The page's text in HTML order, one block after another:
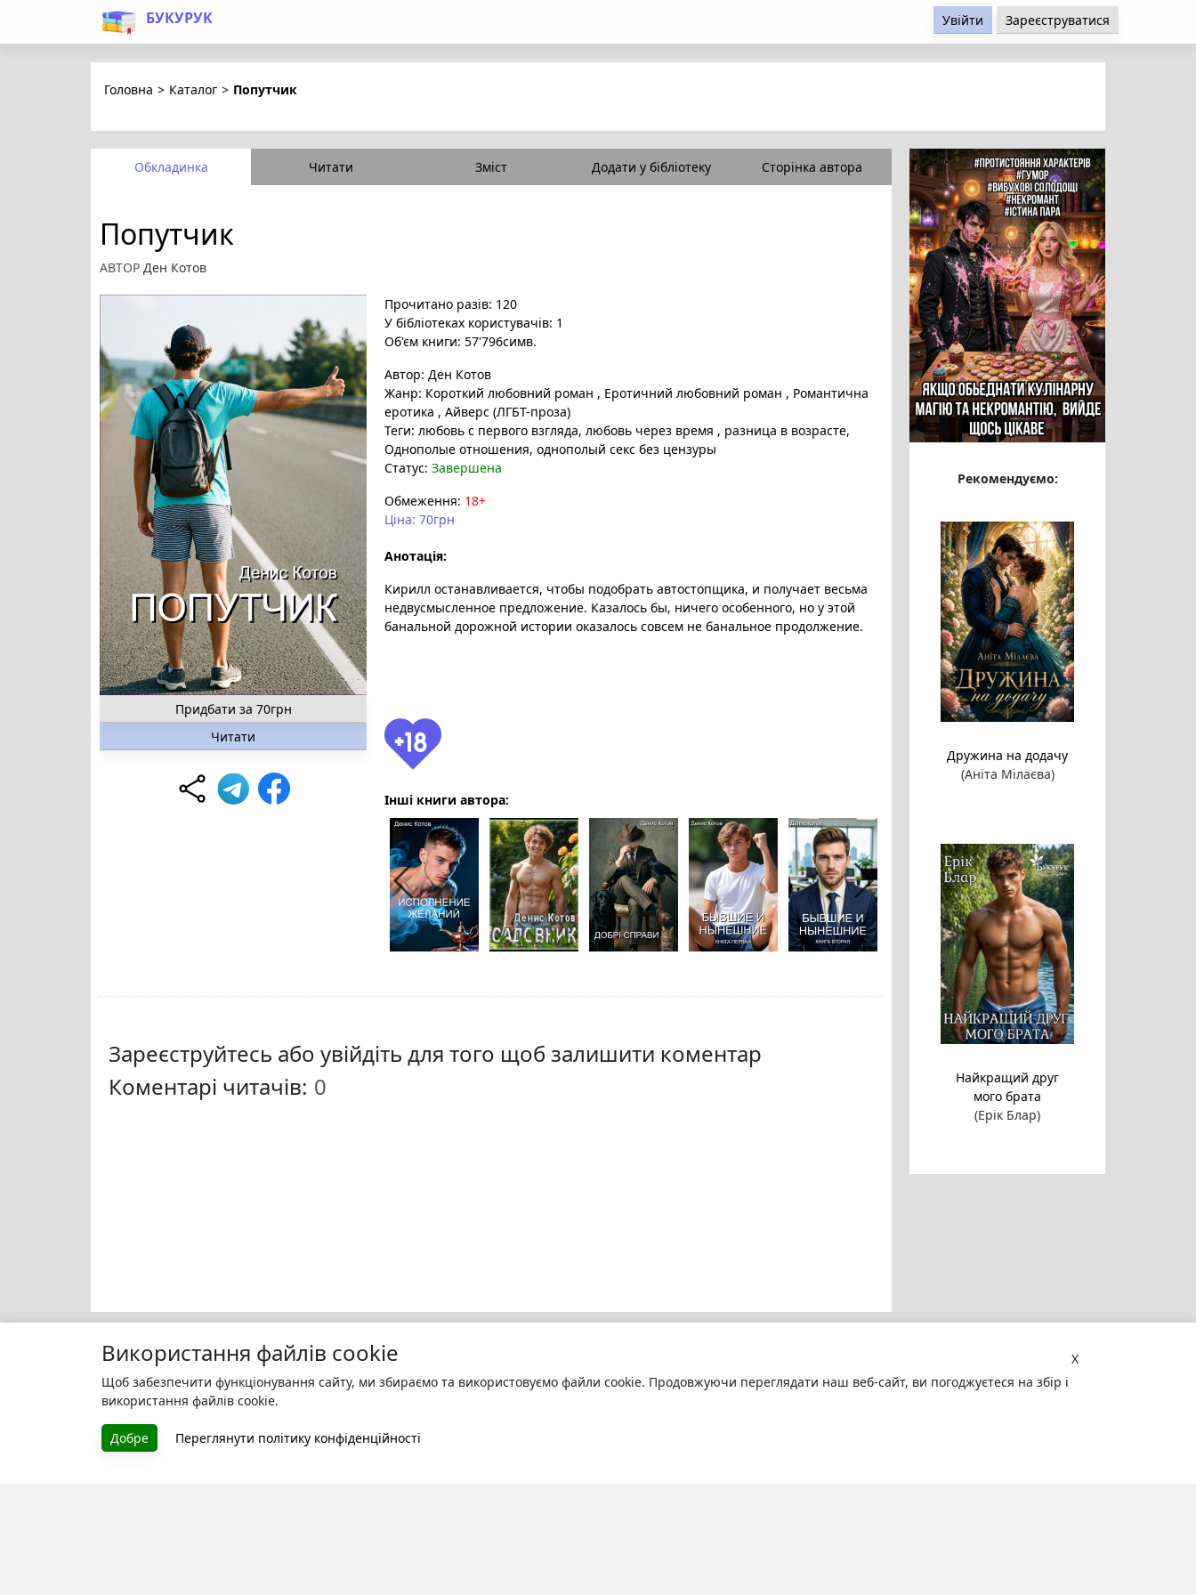
БУКУРУК Увійти Зареєструватися
Головна > Каталог > Попутчик
Обкладинка Читати Зміст Додати у бібліотеку Сторінка автора
Попутчик
АВТОР Ден Котов
Придбати за 70грн
Читати
Прочитано разів: 120
У бібліотеках користувачів: 1
Об'єм книги: 57'796симв.
Автор: Ден Котов
Жанр: Короткий любовний роман , Еротичний любовний роман , Романтична
еротика , Айверс (ЛГБТ-проза)
Теги: любовь с первого взгляда, любовь через время , разница в возрасте,
Однополые отношения, однополый секс без цензуры
Статус: Завершена
Обмеження: 18+
Ціна: 70грн
Анотація:
Кирилл останавливается, чтобы подобрать автостопщика, и получает весьма
недвусмысленное предложение. Казалось бы, ничего особенного, но у этой
банальной дорожной истории оказалось совсем не банальное продолжение.
Інші книги автора:
Зареєструйтесь або увійдіть для того щоб залишити коментар
Коментарі читачів:
Рекомендуємо:
Дружина на додачу
(Аніта Мілаєва)
Найкращий друг
мого брата
(Ерік Блар)
X
Використання файлів cookie
Щоб забезпечити функціонування сайту, ми збираємо та використовуємо файли cookie. Продовжуючи переглядати наш веб-сайт, ви погоджуєтеся на збір і
використання файлів cookie.
Добре Переглянути політику конфіденційності
БУКУРУК
Літературна платформа і бібліотека
книг, які можна безкоштовно
Моя бібліотека
улюблені книги онлайн
Про сервіс